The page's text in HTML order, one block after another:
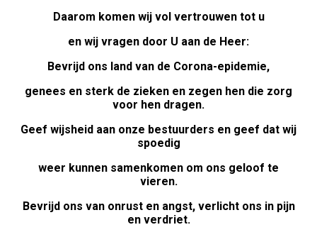
Daarom komen wij vol vertrouwen tot u
en wij vragen door U aan de Heer:
Bevrijd ons land van de Corona-epidemie,
genees en sterk de zieken en zegen hen die zorg
voor hen dragen.
Geef wijsheid aan onze bestuurders en geef dat wij
spoedig
weer kunnen samenkomen om ons geloof te
vieren.
Bevrijd ons van onrust en angst, verlicht ons in pijn
en verdriet.